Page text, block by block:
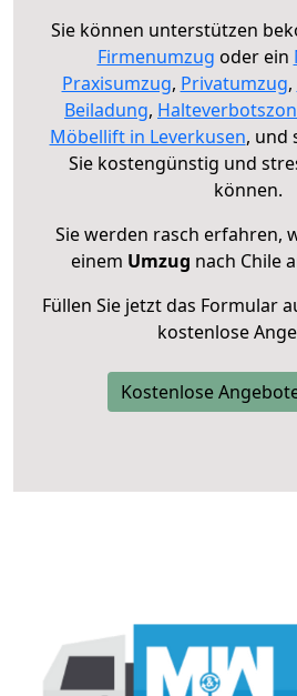
Sie können unterstützen
Firmenumzug oder ein
Praxisumzug, Privatumzug,
Beiladung,
Möbellift in Leverkusen, und
Sie kostengünstig und
können.
Sie werden rasch erfahren,
einem Umzug nach Chile
Füllen Sie jetzt das Formular
kostenlose
Kostenlose